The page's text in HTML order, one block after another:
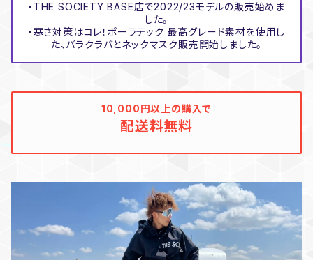
・THE SOCIETY BASE店で2022/23モデルの販売始めま
した。
・寒さ対策はコレ！ポーラテック 最高グレード素材を使用し
た、バラクラバとネックマスク販売開始しました。
10,000円以上の購入で
配送料無料